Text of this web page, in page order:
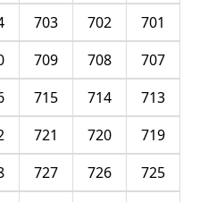
701
702
703
707
708
709
713
714
715
719
720
721
725
726
727